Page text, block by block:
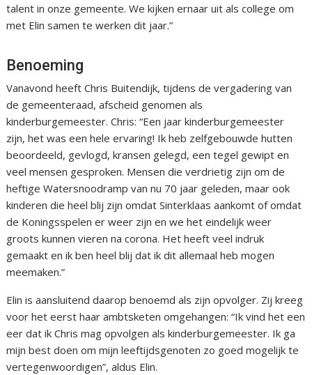
talent in onze gemeente. We kijken ernaar uit als college om
met Elin samen te werken dit jaar.”
Benoeming
Vanavond heeft Chris Buitendijk, tijdens de vergadering van
de gemeenteraad, afscheid genomen als
kinderburgemeester. Chris: “Een jaar kinderburgemeester
zijn, het was een hele ervaring! Ik heb zelfgebouwde hutten
beoordeeld, gevlogd, kransen gelegd, een tegel gewipt en
veel mensen gesproken. Mensen die verdrietig zijn om de
heftige Watersnoodramp van nu 70 jaar geleden, maar ook
kinderen die heel blij zijn omdat Sinterklaas aankomt of omdat
de Koningsspelen er weer zijn en we het eindelijk weer
groots kunnen vieren na corona. Het heeft veel indruk
gemaakt en ik ben heel blij dat ik dit allemaal heb mogen
meemaken.”
Elin is aansluitend daarop benoemd als zijn opvolger. Zij kreeg
voor het eerst haar ambtsketen omgehangen: “Ik vind het een
eer dat ik Chris mag opvolgen als kinderburgemeester. Ik ga
mijn best doen om mijn leeftijdsgenoten zo goed mogelijk te
vertegenwoordigen”, aldus Elin.